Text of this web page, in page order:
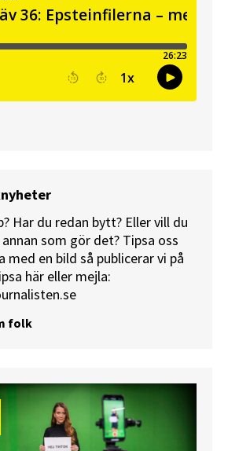
Har du redan bytt? Eller vill du
som gör det? Tipsa oss
med en bild så publicerar vi på
här eller mejla:
folk